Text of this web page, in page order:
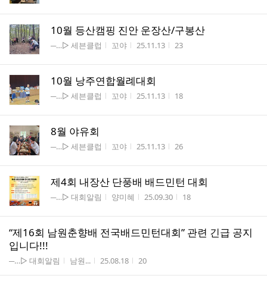
10월 등산캠핑 진안 운장산/구봉산
게시판명
─…▷ 세븐클럽 작성자
꼬야 작성시간
25.11.13 조회수
23
10월 낭주연합월례대회
게시판명
─…▷ 세븐클럽 작성자
꼬야 작성시간
25.11.13 조회수
18
8월 야유회
게시판명
─…▷ 세븐클럽 작성자
꼬야 작성시간
25.11.13 조회수
26
제4회 내장산 단풍배 배드민턴 대회
게시판명
─…▷ 대회알림 작성자
양미혜 작성시간
25.09.30 조회수
18
“제16회 남원춘향배 전국배드민턴대회” 관련 긴급 공지
입니다!!!
게시판명
─…▷ 대회알림 작성자
남원... 작성시간
25.08.18 조회수
20